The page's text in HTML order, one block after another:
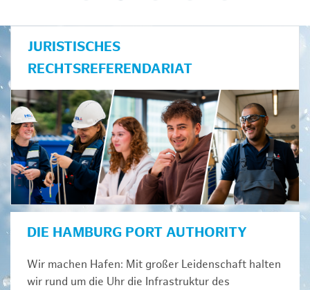
JURISTISCHES
RECHTSREFERENDARIAT
DIE HAMBURG PORT AUTHORITY
Wir machen Hafen: Mit großer Leidenschaft halten
wir rund um die Uhr die Infrastruktur des